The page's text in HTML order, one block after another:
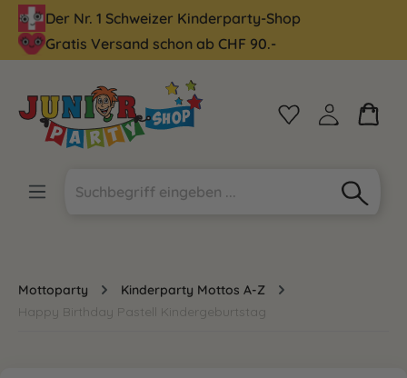
springen
Der Nr. 1 Schweizer Kinderparty-Shop
Gratis Versand schon ab CHF 90.-
Mottoparty
Kinderparty Mottos A-Z
Happy Birthday Pastell Kindergeburtstag